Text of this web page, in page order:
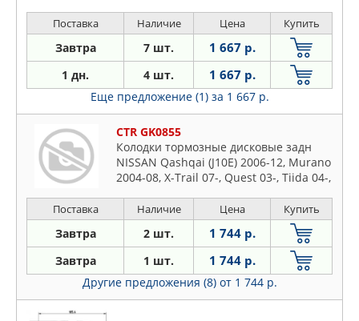
Поставка Наличие Цена Купить
Завтра 7 шт. 1 667 р.
1 дн. 4 шт. 1 667 р.
Еще предложение (1) за 1 667 р.
CTR GK0855
Колодки тормозные дисковые задн
NISSAN Qashqai (J10E) 2006-12, Murano
2004-08, X-Trail 07-, Quest 03-, Tiida 04-,
2010-, G37 2008-, M30d
Поставка Наличие Цена Купить
Завтра 2 шт. 1 744 р.
Завтра 1 шт. 1 744 р.
Другие предложения (8) от 1 744 р.